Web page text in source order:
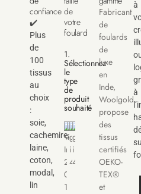
confiance
✔️
Plus
de
100
tissus
au
choix
:
soie,
cachemire,
laine,
coton,
modal,
lin
de
votre
foulard
1.
Sélectionnez
le
type
de
produit
souhaité
Fabricant
de
foulards
de
luxe
en
Inde,
Woolgold
propose
des
tissus
certifiés
OEKO-
TEX®
et
à
à